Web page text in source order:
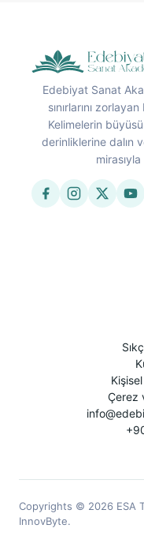
Edebiyat Sanat
sınırlarını
Kelimelerin
derinliklerine dalın
Çerez
Copyrights © 2026 ESA
InnovByte.